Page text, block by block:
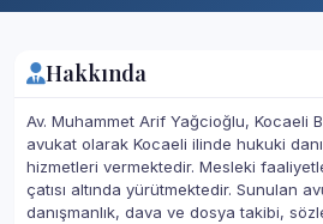
Hakkında
Av. Muhammet Arif Yağcioğlu, Kocaeli
avukat olarak Kocaeli ilinde hukuki
hizmetleri vermektedir. Mesleki
çatısı altında yürütmektedir. Sunulan
danışmanlık, dava ve dosya takibi,